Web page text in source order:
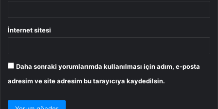
İnternet sitesi
Daha sonraki yorumlarımda kullanılması için adım, e-posta
adresim ve site adresim bu tarayıcıya kaydedilsin.